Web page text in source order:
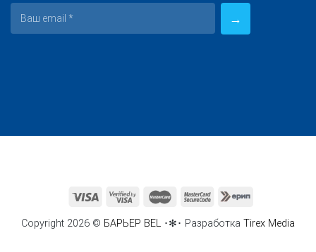
Copyright 2026 © БАРЬЕР BEL ･✻･ Разработка Tirex Media